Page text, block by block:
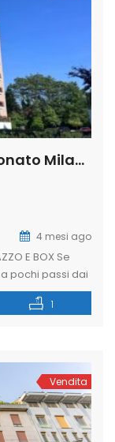
Bilocale Via Europa n.5 San Donato Milanese (Rif. SDIFN104)
4 mesi ago
E BOX Se
pochi passi dai
in una delle
1
Vendita